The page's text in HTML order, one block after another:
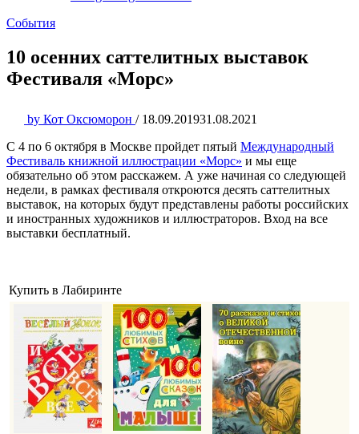
События
10 осенних саттелитных выставок
Фестиваля «Морс»
by Кот Оксюморон / 18.09.201931.08.2021
С 4 по 6 октября в Москве пройдет пятый Международный
Фестиваль книжной иллюстрации «Морс» и мы еще
обязательно об этом расскажем. А уже начиная со следующей
недели, в рамках фестиваля откроются десять саттелитных
выставок, на которых будут представлены работы российских
и иностранных художников и иллюстраторов. Вход на все
выставки бесплатный.
Купить в Лабиринте